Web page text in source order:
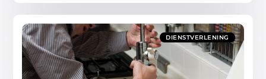
DIENSTVERLENING